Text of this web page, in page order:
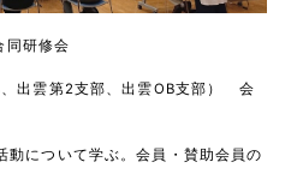
研修会
出雲第2支部、出雲OB支部） 会
動について学ぶ。会員・賛助会員の